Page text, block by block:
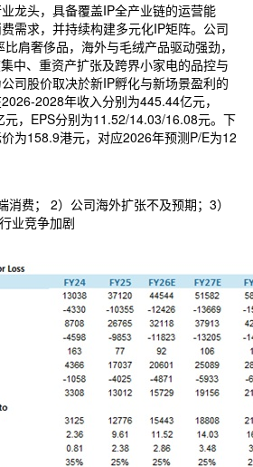
龙头，具备覆盖IP全产业链的运营能
需求，并持续构建多元化IP矩阵。公司
肩奢侈品，海外与毛绒产品驱动强劲，
中、重资产扩张及跨界小家电的品控与
司股价取决於新IP孵化与新场景盈利的
2028年收入分别为445.44亿元，
，EPS分别为11.52/14.03/16.08元。下
为158.9港元，对应2026年预测P/E为12
消费； 2）公司海外扩张不及预期；3）
业竞争加剧